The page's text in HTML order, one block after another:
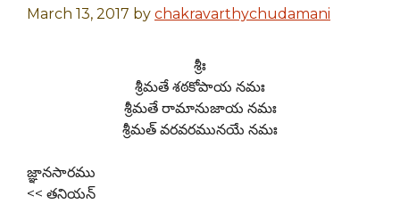
March 13, 2017 by chakravarthychudamani
శ్రీః
శ్రీమతే శఠకోపాయ నమః
శ్రీమతే రామానుజాయ నమః
శ్రీమత్ వరవరమునయే నమః
జ్ఞానసారము
<< తనియన్